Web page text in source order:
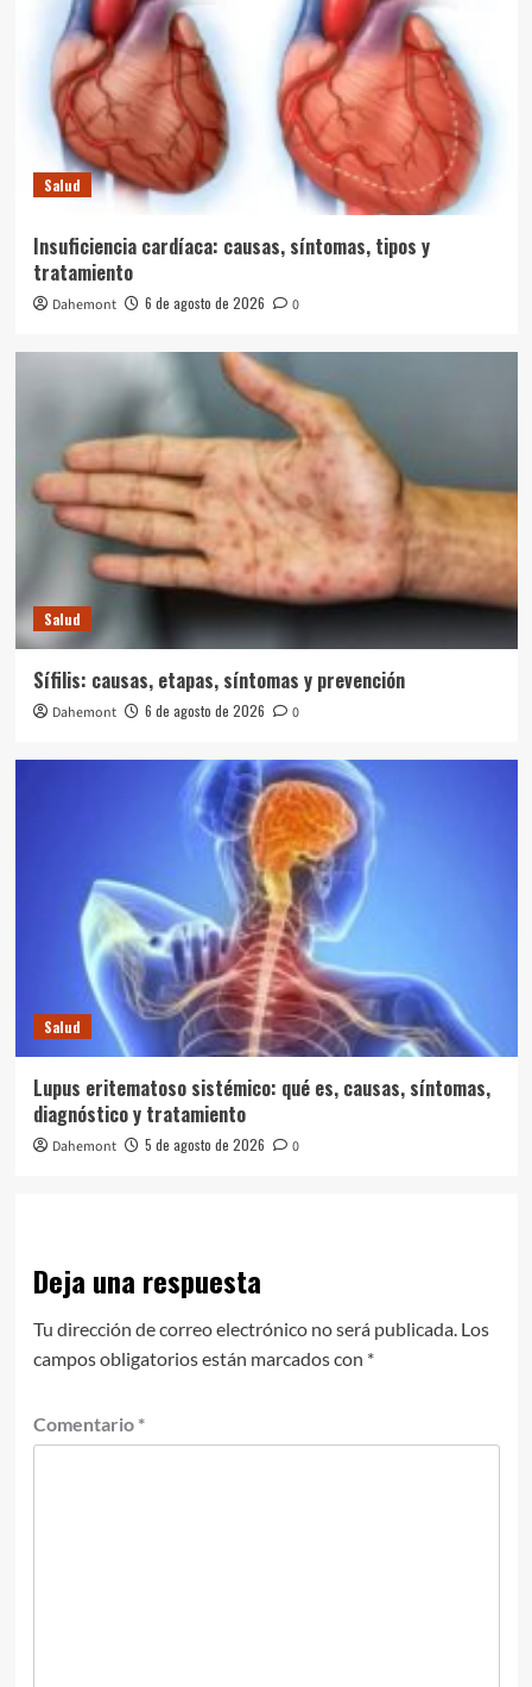
Salud
Insuficiencia cardíaca: causas, síntomas, tipos y
tratamiento
Dahemont 6 de agosto de 2026 0
Salud
Sífilis: causas, etapas, síntomas y prevención
Dahemont 6 de agosto de 2026 0
Salud
Lupus eritematoso sistémico: qué es, causas, síntomas,
diagnóstico y tratamiento
Dahemont 5 de agosto de 2026 0
Deja una respuesta
Tu dirección de correo electrónico no será publicada. Los
campos obligatorios están marcados con *
Comentario *